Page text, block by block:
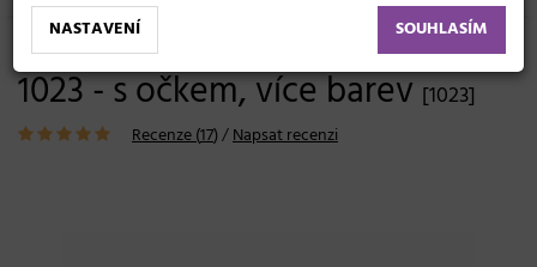
Kartáč na vlasy Duko Groomer
1023 - s očkem, více barev [1023]
Recenze (17)/Napsat recenzi
NASTAVENÍ SOUHLASÍM